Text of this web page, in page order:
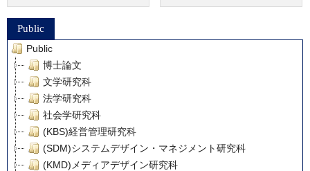
Public
Public
博士論文
文学研究科
法学研究科
社会学研究科
(KBS)経営管理研究科
(SDM)システムデザイン・マネジメント研究科
(KMD)メディアデザイン研究科